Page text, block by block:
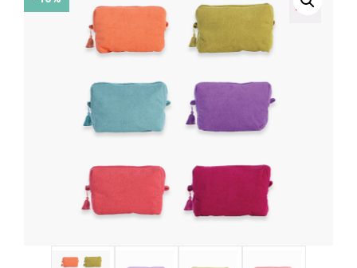
επιλογές
μπορούν
να
σελίδα
του
προϊόντος